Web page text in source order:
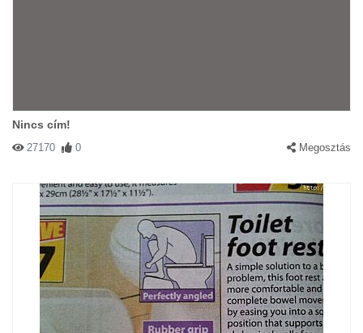
Nincs cím!
27170 0 Megosztás